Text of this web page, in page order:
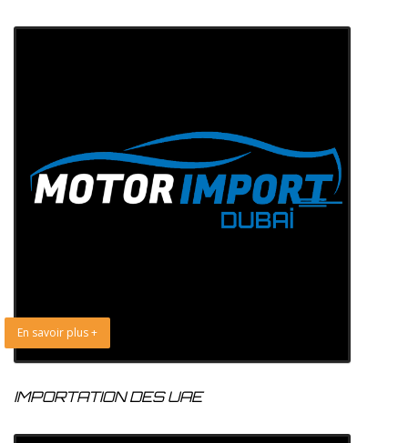
En savoir plus +
IMPORTATION DES UAE